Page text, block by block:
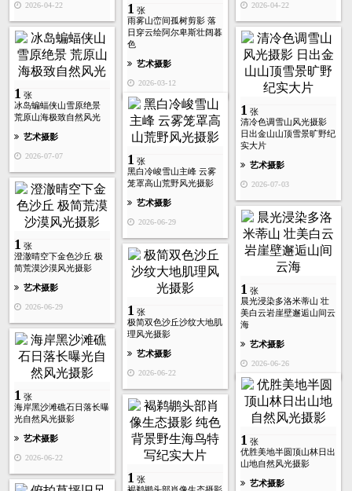
2026-04-22 2026-04-22
1 张
雨雾山峦间孤树剪影 落
日穿云绘阿尔卑斯壮阔暮
色
艺术摄影
2026-03-12
1 张
冰岛蝙蝠侠山雪原绝景
荒原山海极致自然风光
艺术摄影
2026-07-07
1 张
清冷色调雪山风光摄影
日出金山山顶雪景旷野纪
实大片
艺术摄影
2026-07-03
1 张
黑白冷峻雪山主峰 云雾
笼罩高山荒野风光摄影
艺术摄影
2026-06-29
1 张
澄澈晴空下金色沙丘 极
简荒漠沙漠风光摄影
艺术摄影
2026-06-29
1 张
晨光浸染多洛米蒂山 壮
美白云岩崖壁邂逅山间云
海
艺术摄影
2026-06-26
1 张
极简双色沙丘沙纹大地肌
理风光摄影
艺术摄影
2026-06-22
1 张
海岸黑沙滩礁石日落长曝
光自然风光摄影
艺术摄影
2026-06-22
1 张
优胜美地半圆顶山林日出
山地自然风光摄影
艺术摄影
1 张